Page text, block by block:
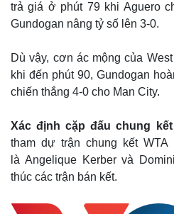
trả giá ở phút 79 khi Aguero
Gundogan nâng tỷ số lên 3-0.
Dù vậy, cơn ác mộng của
khi đến phút 90, Gundogan
chiến thắng 4-0 cho Man City.
Xác định cặp đấu chung kết
tham dự trận chung kết
là Angelique Kerber và
thúc các trận bán kết.